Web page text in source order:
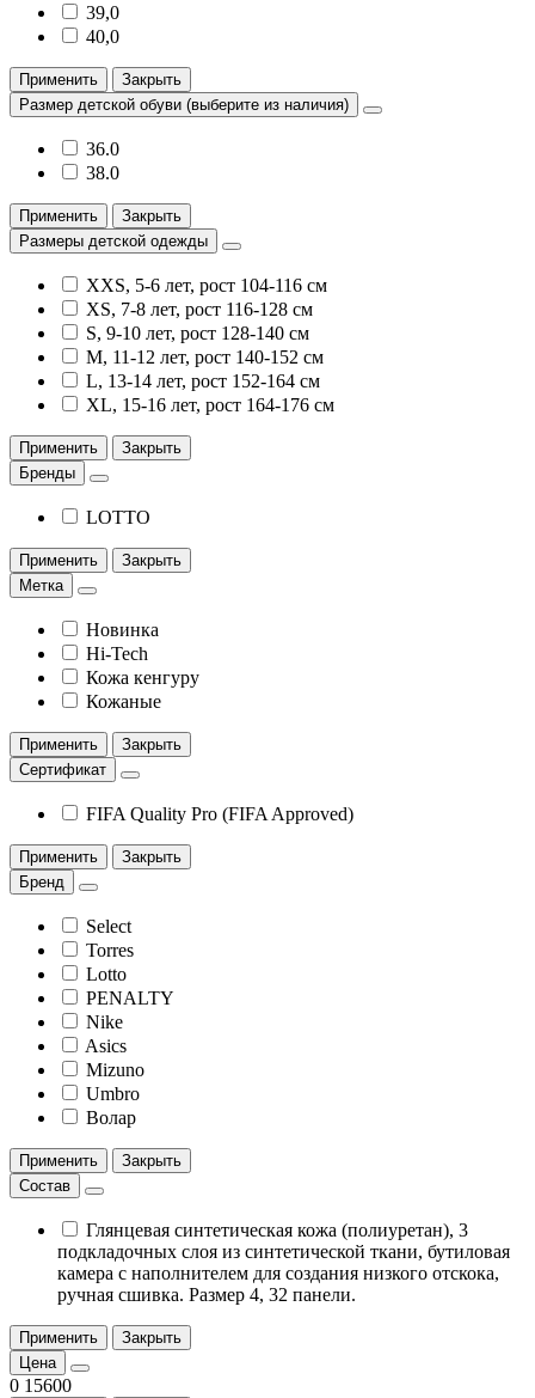
39,0
40,0
Применить
Закрыть
Размер детской обуви (выберите из наличия)
36.0
38.0
Применить
Закрыть
Размеры детской одежды
XXS, 5-6 лет, рост 104-116 см
XS, 7-8 лет, рост 116-128 см
S, 9-10 лет, рост 128-140 см
M, 11-12 лет, рост 140-152 см
L, 13-14 лет, рост 152-164 см
XL, 15-16 лет, рост 164-176 см
Применить
Закрыть
Бренды
LOTTO
Применить
Закрыть
Метка
Новинка
Hi-Tech
Кожа кенгуру
Кожаные
Применить
Закрыть
Сертификат
FIFA Quality Pro (FIFA Approved)
Применить
Закрыть
Бренд
Select
Torres
Lotto
PENALTY
Nike
Asics
Mizuno
Umbro
Волар
Применить
Закрыть
Состав
Глянцевая синтетическая кожа (полиуретан), 3
подкладочных слоя из синтетической ткани, бутиловая
камера с наполнителем для создания низкого отскока,
ручная сшивка. Размер 4, 32 панели.
Применить
Закрыть
Цена
0 15600